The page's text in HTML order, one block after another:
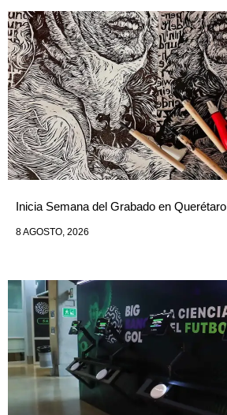
Inicia Semana del Grabado en Querétaro
8 AGOSTO, 2026